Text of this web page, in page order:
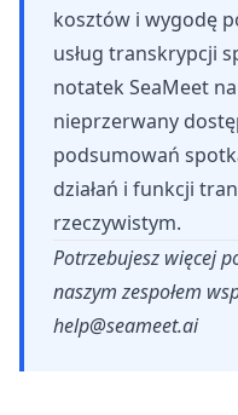
kosztów i wygodę
usług transkrypcji
notatek SeaMeet
nieprzerwany
podsumowań
działań i funkcji
rzeczywistym.
Potrzebujesz więcej
naszym zespołem
help@seameet.ai